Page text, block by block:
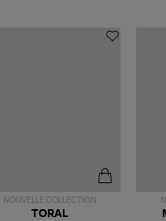
NOUVELLE COLLECTION
TORAL